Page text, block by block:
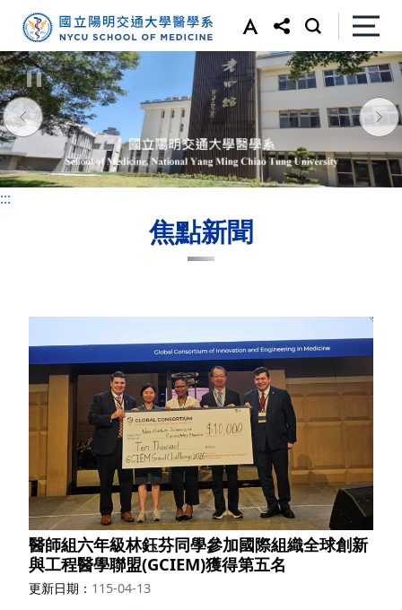
:::
:::
焦點新聞
醫師組六年級林鈺芬同學參加國際組織全球創新
與工程醫學聯盟(GCIEM)獲得第五名
更新日期 115-04-13